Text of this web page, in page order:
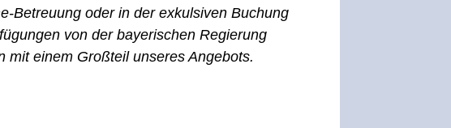
Betreuung oder in der exkulsiven Buchung
von der bayerischen Regierung
mit einem Großteil unseres Angebots.